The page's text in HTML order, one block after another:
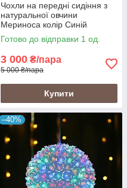
Чохли на передні сидіння з
натуральної овчини
Мериноса колір Синій
Готово до відправки 1 од.
3 000 ₴/пара
5 000 ₴/пара
Купити
–40%